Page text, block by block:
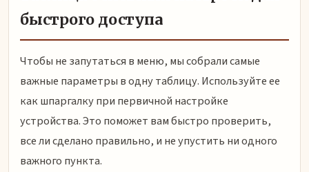
быстрого доступа
Чтобы не запутаться в меню, мы собрали самые
важные параметры в одну таблицу. Используйте ее
как шпаргалку при первичной настройке
устройства. Это поможет вам быстро проверить,
все ли сделано правильно, и не упустить ни одного
важного пункта.